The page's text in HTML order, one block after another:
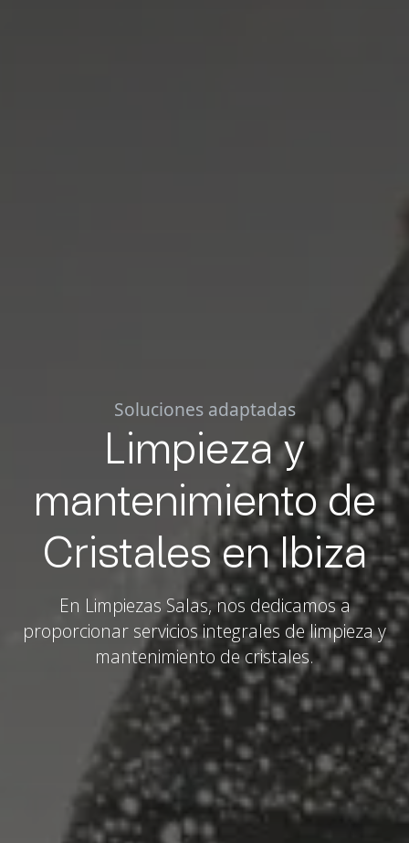
Soluciones adaptadas
Limpieza y
mantenimiento de
Cristales en Ibiza
En Limpiezas Salas, nos dedicamos a
proporcionar servicios integrales de limpieza y
mantenimiento de cristales.